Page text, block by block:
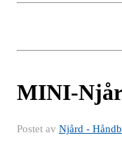
MINI-
Postet av Njård -